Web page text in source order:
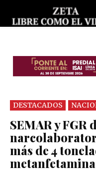
DESTACADOS
SEMAR y FGR
más de 4
metanfetamina